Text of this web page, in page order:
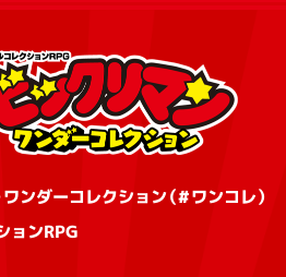
ワンダーコレクション（#ワンコレ）
ョンRPG